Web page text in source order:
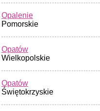
Opalenie
Pomorskie
Opatów
Wielkopolskie
Opatów
Świętokrzyskie